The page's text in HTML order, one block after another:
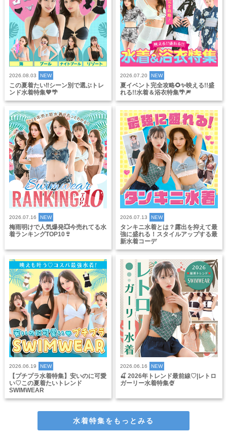
2026.08.03 NEW
この夏着たい‼️シーン別で選ぶトレ
ンド水着特集💙🌴
2026.07.20 NEW
夏イベント完全攻略🌻✨映える!!盛
れる!!水着＆浴衣特集🌴🎆
2026.07.16 NEW
梅雨明けで人気爆発💥今売れてる水
着ランキングTOP10👙
2026.07.13 NEW
タンキニ水着とは？露出を抑えて最
強に盛れる！スタイルアップする最
新水着コーデ
2026.06.19 NEW
【プチプラ水着特集】安いのに可愛
い♡この夏着たいトレンド
SWIMWEAR
2026.06.16 NEW
🍒 2026年トレンド最前線♡|レトロ
ガーリー水着特集🍨
水着特集をもっとみる